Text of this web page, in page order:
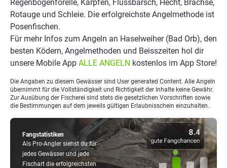
Fangstatistiken
Als Pro-Angler siehst du für
jedes Gewässer und jede
Fischart die erfolgreichsten
Regenbogenforelle, Karpfen, Flussbarsch, Hecht, Brachse,
Rotauge und Schleie. Die erfolgreichste Angelmethode ist
Posenfischen.
Für mehr Infos zum Angeln an Haselweiher (Bad Orb), den
besten Ködern, Angelmethoden und Beisszeiten hol dir
unsere Mobile App ALLE ANGELN kostenlos im App Store!
Die Angaben zu diesem Gewässer sind User generated Content. Alle Angeln
übernimmt für die Vollständigkeit und Richtigkeit der Inhalte keine Gewähr.
Zur Ausübung der Fischerei sind stets die gesetzlichen Vorschriften sowie
die Bestimmungen auf dem jeweils gültigen Erlaubnisschein einzuhalten.